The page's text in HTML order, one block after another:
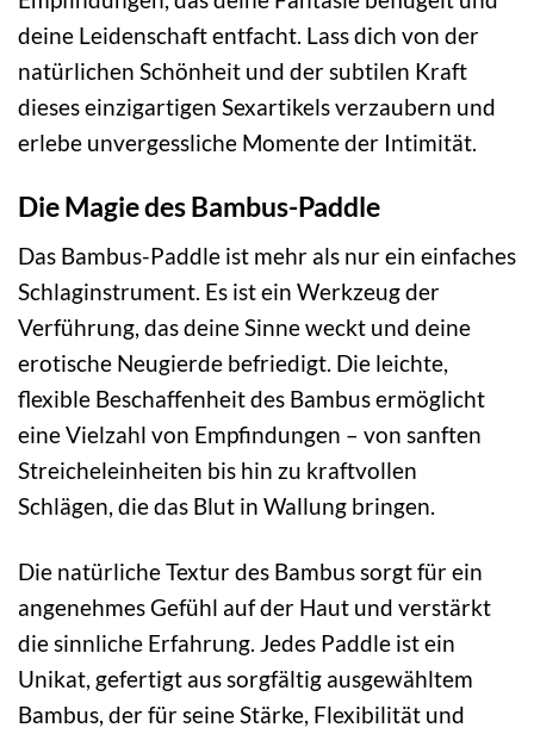
deine Leidenschaft entfacht. Lass dich von der
natürlichen Schönheit und der subtilen Kraft
dieses einzigartigen Sexartikels verzaubern und
erlebe unvergessliche Momente der Intimität.
Die Magie des Bambus-Paddle
Das Bambus-Paddle ist mehr als nur ein einfaches
Schlaginstrument. Es ist ein Werkzeug der
Verführung, das deine Sinne weckt und deine
erotische Neugierde befriedigt. Die leichte,
flexible Beschaffenheit des Bambus ermöglicht
eine Vielzahl von Empfindungen – von sanften
Streicheleinheiten bis hin zu kraftvollen
Schlägen, die das Blut in Wallung bringen.
Die natürliche Textur des Bambus sorgt für ein
angenehmes Gefühl auf der Haut und verstärkt
die sinnliche Erfahrung. Jedes Paddle ist ein
Unikat, gefertigt aus sorgfältig ausgewähltem
Bambus, der für seine Stärke, Flexibilität und